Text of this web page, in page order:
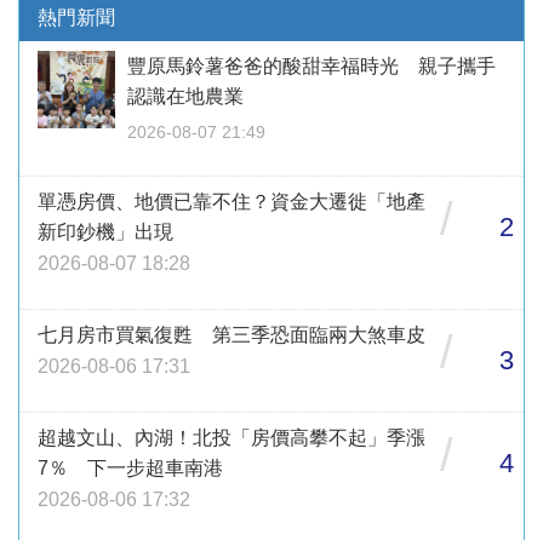
熱門新聞
豐原馬鈴薯爸爸的酸甜幸福時光 親子攜手
認識在地農業
2026-08-07 21:49
單憑房價、地價已靠不住？資金大遷徙「地產
新印鈔機」出現
2026-08-07 18:28
/ 2
七月房市買氣復甦 第三季恐面臨兩大煞車皮
2026-08-06 17:31
/ 3
超越文山、內湖！北投「房價高攀不起」季漲
7％ 下一步超車南港
2026-08-06 17:32
/ 4